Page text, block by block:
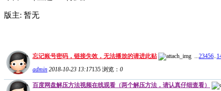
版主: 暂无
忘记账号密码，链接失效，无法播放的请进此贴 23456
admin 2018-10-23 13:17135 浏览： 0
百度网盘解压方法视频在线观看（两个解压方法，请认真仔细查看）